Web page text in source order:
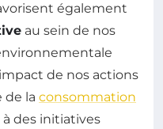
également
au sein de nos
de nos actions
de la consommation
des initiatives